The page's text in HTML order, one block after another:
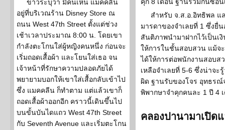
ข่าวระบุว่า มีคนเห็น แมคคลีน
อยู่ที่บริเวณร้าน Disney Store ณ
ถนน West 47th Street ตั้งแต่ช่วง
เช้าเวลาประมาณ 8:00 น. โดยเขา
กำลังตะโกนใส่ผู้หญิงคนหนึ่ง ก่อนจะ
เริ่มถอดเสื้อผ้า และโยนใส่เธอ จน
เจ้าหน้าที่รักษาความปลอดภัยได้
พยายามบอกให้เขาใส่เสื้อกลับเข้าไป
ซึ่ง แมคคลีน ก็ทำตาม แต่แล้วเขาก็
ถอดเสื้อผ้าออกอีก คราวนี้เดินขึ้นไป
บนขั้นบันไดแถว West 47th Street
กับ Seventh Avenue และเริ่มตะโกน
สำหรับ จ.ส.อ.อิทธิพล แ
มารดาของจำเลยที่ 1 ซึ่งยื่
สันติภาพนำมาฝากไว้เป็นเ
ให้การในชั้นสอบสวน แม้จ
ได้ให้การต่อพนักงานสอบส
เหลือจำเลยที่ 5-6 ซึ่งน่าจะ
ผิด ฐานรับของโจร อุทธรณ์
พิพากษาจำคุกคนละ 1 ปี 4
คลองปานามาเปิด